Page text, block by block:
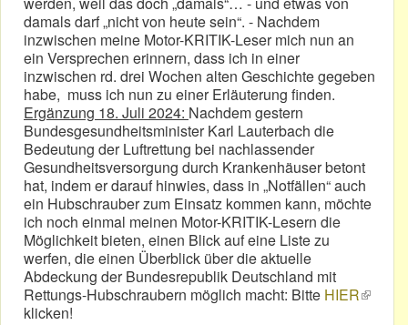
damals darf „nicht von heute sein“. - Nachdem
inzwischen meine Motor-KRITIK-Leser mich nun an
ein Versprechen erinnern, dass ich in einer
inzwischen rd. drei Wochen alten Geschichte gegeben
habe, muss ich nun zu einer Erläuterung finden.
Ergänzung 18. Juli 2024: Nachdem gestern
Bundesgesundheitsminister Karl Lauterbach die
Bedeutung der Luftrettung bei nachlassender
Gesundheitsversorgung durch Krankenhäuser betont
hat, indem er darauf hinwies, dass in „Notfällen“ auch
ein Hubschrauber zum Einsatz kommen kann, möchte
ich noch einmal meinen Motor-KRITIK-Lesern die
Möglichkeit bieten, einen Blick auf eine Liste zu
werfen, die einen Überblick über die aktuelle
Abdeckung der Bundesrepublik Deutschland mit
Rettungs-Hubschraubern möglich macht: Bitte HIER(link is
klicken!